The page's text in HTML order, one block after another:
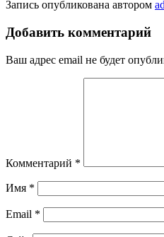
Запись опубликована автором
Добавить комментарий
Ваш адрес email не будет
Комментарий *
Имя *
Email *